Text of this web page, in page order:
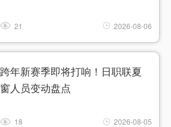
21 2026-08-06
跨年新赛季即将打响！日职联夏
窗人员变动盘点
18 2026-08-05